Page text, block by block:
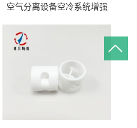
空气分离设备空冷系统增强